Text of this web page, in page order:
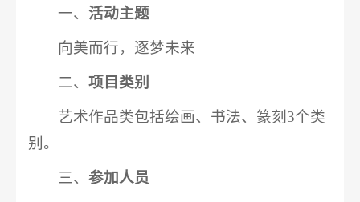
一、活动主题
向美而行，逐梦未来
二、项目类别
艺术作品类包括绘画、书法、篆刻3个类
别。
三、参加人员